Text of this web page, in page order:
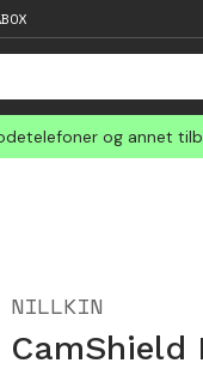
og annet
NILLKIN
CamShield